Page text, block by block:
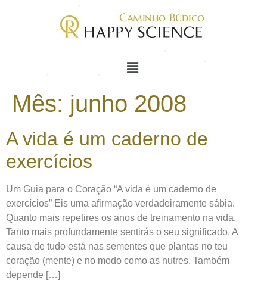
Mês: junho 2008
A vida é um caderno de
exercícios
Um Guia para o Coração “A vida é um caderno de
exercícios” Eis uma afirmação verdadeiramente sábia.
Quanto mais repetires os anos de treinamento na vida,
Tanto mais profundamente sentirás o seu significado. A
causa de tudo está nas sementes que plantas no teu
coração (mente) e no modo como as nutres. Também
depende […]